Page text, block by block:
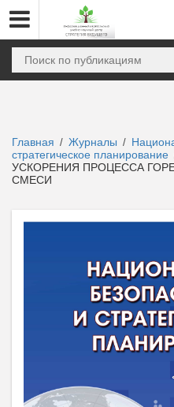
Главная / Журналы /
стратегическое планирование
УСКОРЕНИЯ ПРОЦЕССА
СМЕСИ